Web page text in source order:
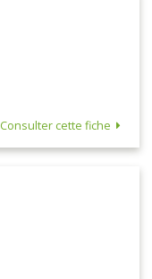
Consulter cette fiche